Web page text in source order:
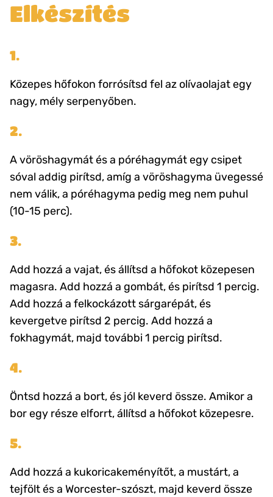
Elkészítés
1.
Közepes hőfokon forrósítsd fel az olívaolajat egy
nagy, mély serpenyőben.
2.
A vöröshagymát és a póréhagymát egy csipet
sóval addig pirítsd, amíg a vöröshagyma üvegessé
nem válik, a póréhagyma pedig meg nem puhul
(10-15 perc).
3.
Add hozzá a vajat, és állítsd a hőfokot közepesen
magasra. Add hozzá a gombát, és pirítsd 1 percig.
Add hozzá a felkockázott sárgarépát, és
kevergetve pirítsd 2 percig. Add hozzá a
fokhagymát, majd további 1 percig pirítsd.
4.
Öntsd hozzá a bort, és jól keverd össze. Amikor a
bor egy része elforrt, állítsd a hőfokot közepesre.
5.
Add hozzá a kukoricakeményítőt, a mustárt, a
tejfölt és a Worcester-szószt, majd keverd össze